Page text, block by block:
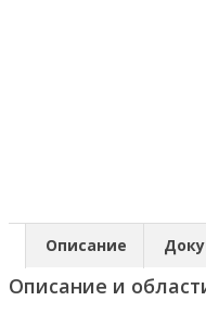
Описание
Описание и